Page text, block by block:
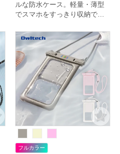
ルな防水ケース。軽量・薄型
でスマホをすっきり収納で
も対応。
フルカラー